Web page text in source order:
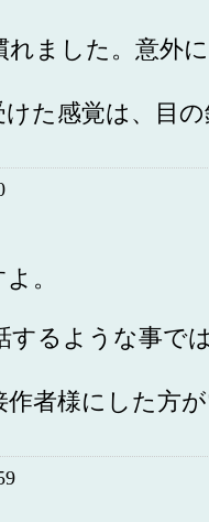
ました。意外
た感覚は、目
。
するような事で
者様にした方